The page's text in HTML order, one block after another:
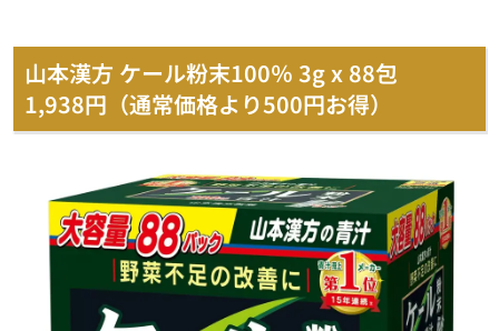
山本漢方 ケール粉末100％ 3g x 88包
1,938円（通常価格より500円お得）